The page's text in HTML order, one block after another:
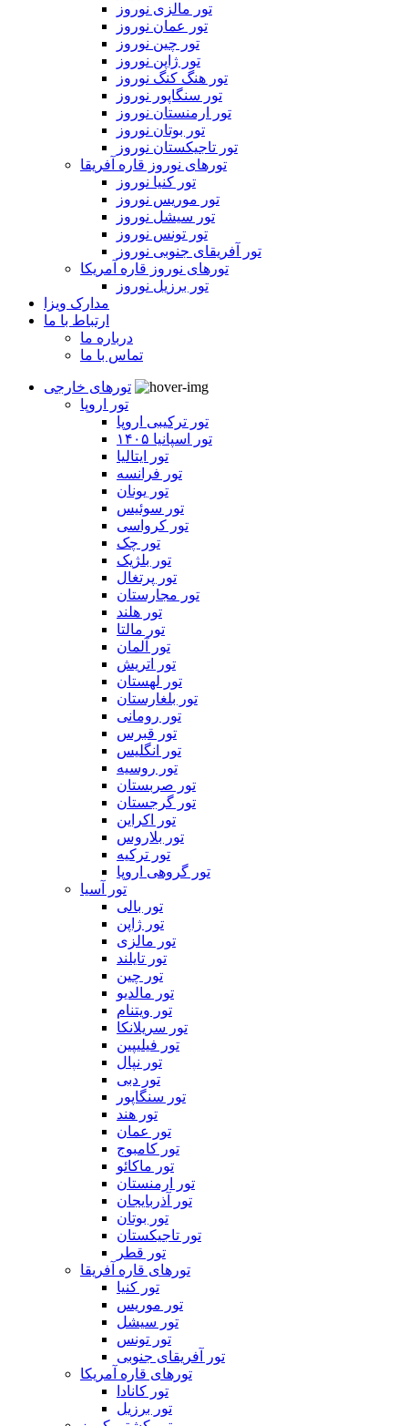
تور مالزی نوروز
تور عمان نوروز
تور چین نوروز
تور ژاپن نوروز
تور هنگ کنگ نوروز
تور سنگاپور نوروز
تور ارمنستان نوروز
تور بوتان نوروز
تور تاجیکستان نوروز
تورهای نوروز قاره آفریقا
تور کنیا نوروز
تور موریس نوروز
تور سیشل نوروز
تور تونس نوروز
تور آفریقای جنوبی نوروز
تورهای نوروز قاره آمریکا
تور برزیل نوروز
مدارک ویزا
ارتباط با ما
درباره ما
تماس با ما
تورهای خارجی
تور اروپا
تور ترکیبی اروپا
تور اسپانیا ۱۴۰۵
تور ایتالیا
تور فرانسه
تور یونان
تور سوئیس
تور کرواسی
تور چک
تور بلژیک
تور پرتغال
تور مجارستان
تور هلند
تور مالتا
تور آلمان
تور اتریش
تور لهستان
تور بلغارستان
تور رومانی
تور قبرس
تور انگلیس
تور روسیه
تور صربستان
تور گرجستان
تور اکراین
تور بلاروس
تور ترکیه
تور گروهی اروپا
تور آسیا
تور بالی
تور ژاپن
تور مالزی
تور تایلند
تور چین
تور مالدیو
تور ویتنام
تور سریلانکا
تور فیلیپین
تور نپال
تور دبی
تور سنگاپور
تور هند
تور عمان
تور کامبوج
تور ماکائو
تور ارمنستان
تور آذربایجان
تور بوتان
تور تاجیکستان
تور قطر
تورهای قاره آفریقا
تور کنیا
تور موریس
تور سیشل
تور تونس
تور آفریقای جنوبی
تورهای قاره آمریکا
تور کانادا
تور برزیل